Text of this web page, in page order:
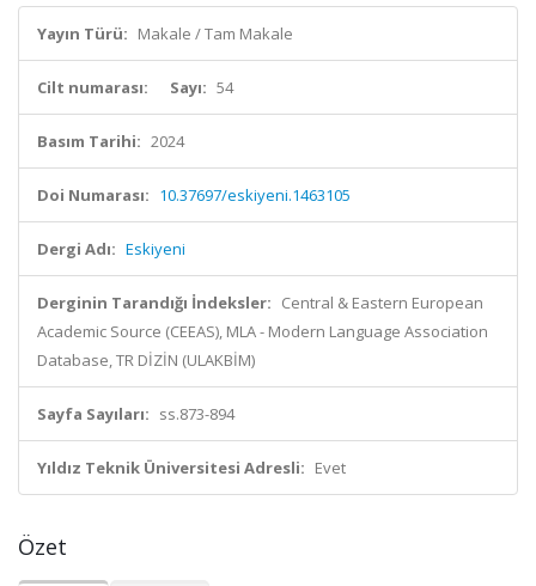
Yayın Türü: Makale / Tam Makale
Cilt numarası: Sayı: 54
Basım Tarihi: 2024
Doi Numarası: 10.37697/eskiyeni.1463105
Dergi Adı: Eskiyeni
Derginin Tarandığı İndeksler: Central & Eastern European
Academic Source (CEEAS), MLA - Modern Language Association
Database, TR DİZİN (ULAKBİM)
Sayfa Sayıları: ss.873-894
Yıldız Teknik Üniversitesi Adresli: Evet
Özet